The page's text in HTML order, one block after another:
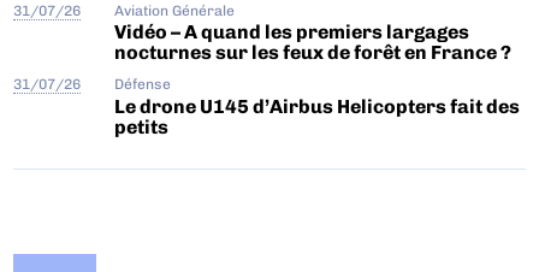
31/07/26 Aviation Générale
Vidéo – A quand les premiers largages
nocturnes sur les feux de forêt en France ?
31/07/26 Défense
Le drone U145 d’Airbus Helicopters fait des
petits